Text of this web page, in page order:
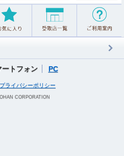
ートフォン PC
プライバシーポリシー
CORPORATION